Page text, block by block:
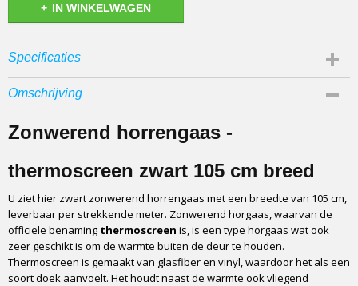
IN WINKELWAGEN
Specificaties
Afmetingen (l,b,h)
Omschrijving
Zonwerend horrengaas -
thermoscreen zwart 105 cm breed
U ziet hier zwart zonwerend horrengaas met een breedte van 105 cm,
leverbaar per strekkende meter. Zonwerend horgaas, waarvan de
officiele benaming thermoscreen is, is een type horgaas wat ook
zeer geschikt is om de warmte buiten de deur te houden.
Thermoscreen is gemaakt van glasfiber en vinyl, waardoor het als een
soort doek aanvoelt. Het houdt naast de warmte ook vliegend